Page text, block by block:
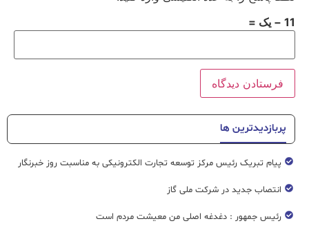
11 − یک =
پربازدیدترین ها
پیام تبریک رئیس مرکز توسعه تجارت الکترونیکی به مناسبت روز خبرنگار
انتصاب جدید در شرکت ملی گاز
رئیس جمهور : دغدغه اصلی من معیشت مردم است